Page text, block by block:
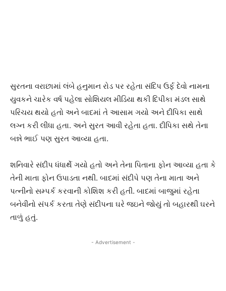
સુરતના વરાછામાં લંબે હનુમાન રોડ પર રહેતા સંદિપ ઉર્ફ દેવો નામના
યુવકને ચારેક વર્ષ પહેલા સોશિયલ મીડિયા થકી દિપીકા મંડલ સાથે
પરિચય થયો હતો અને બાદમાં તે આસામ ગયો અને દીપિકા સાથે
લગ્ન કરી લીધા હતા. અને સુરત આવી રહેતા હતા. દીપિકા સથે તેના
બન્ને ભાઈ પણ સુરત આવ્યા હતા.
શનિવારે સંદીપ ધંધાર્થે ગયો હતો અને તેના પિતાના ફોન આવ્યા હતા કે
તેની માતા ફોન ઉપાડતા નથી. બાદમાં સંદીપે પણ તેના માતા અને
પત્નીનો સમ્પર્ક કરવાની કોશિશ કરી હતી. બાદમાં બાજુમાં રહેતા
બનેવીનો સંપર્ક કરતા તેણે સંદીપના ઘરે જઇને જોયું તો બહારથી ઘરને
તાળું હતું.
- Advertisement -